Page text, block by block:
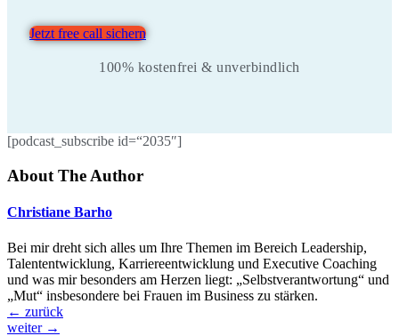
Jetzt free call sichern
100% kostenfrei & unverbindlich
[podcast_subscribe id=“2035″]
About The Author
Christiane Barho
Bei mir dreht sich alles um Ihre Themen im Bereich Leadership,
Talententwicklung, Karriereentwicklung und Executive Coaching
und was mir besonders am Herzen liegt: „Selbstverantwortung“ und
„Mut“ insbesondere bei Frauen im Business zu stärken.
← zurück
weiter →